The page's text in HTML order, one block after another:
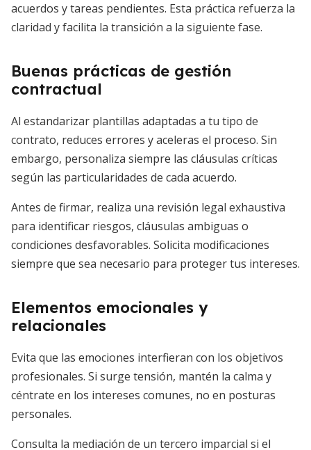
acuerdos y tareas pendientes. Esta práctica refuerza la
claridad y facilita la transición a la siguiente fase.
Buenas prácticas de gestión
contractual
Al estandarizar plantillas adaptadas a tu tipo de
contrato, reduces errores y aceleras el proceso. Sin
embargo, personaliza siempre las cláusulas críticas
según las particularidades de cada acuerdo.
Antes de firmar, realiza una revisión legal exhaustiva
para identificar riesgos, cláusulas ambiguas o
condiciones desfavorables. Solicita modificaciones
siempre que sea necesario para proteger tus intereses.
Elementos emocionales y
relacionales
Evita que las emociones interfieran con los objetivos
profesionales. Si surge tensión, mantén la calma y
céntrate en los intereses comunes, no en posturas
personales.
Consulta la mediación de un tercero imparcial si el